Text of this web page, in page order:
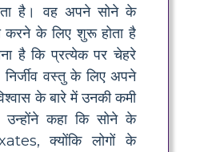
है। वह अपने सोने के
करने के लिए शुरू होता है
​​है कि प्रत्येक पर चेहरे
वस्तु के लिए अपने
के बारे में उनकी कमी
उन्होंने कहा कि सोने के
क्योंकि लोगों के